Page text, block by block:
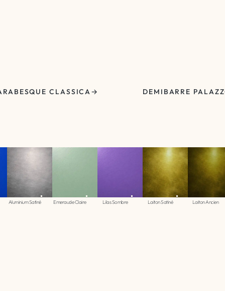
CLASSICA DEMIBARRE
Aluminium Satiné Emeraude Claire Lilas Sombre Laiton Satiné Laiton Ancien